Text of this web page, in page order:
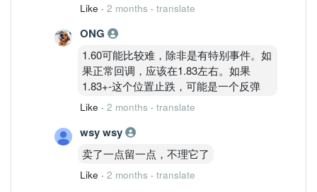
Like · 2 months · translate
ONG
1.60可能比较难，除非是有特别事件。如
果正常回调，应该在1.83左右。如果
1.83+-这个位置止跌，可能是一个反弹
Like · 2 months · translate
wsy wsy
卖了一点留一点，不理它了
Like · 2 months · translate